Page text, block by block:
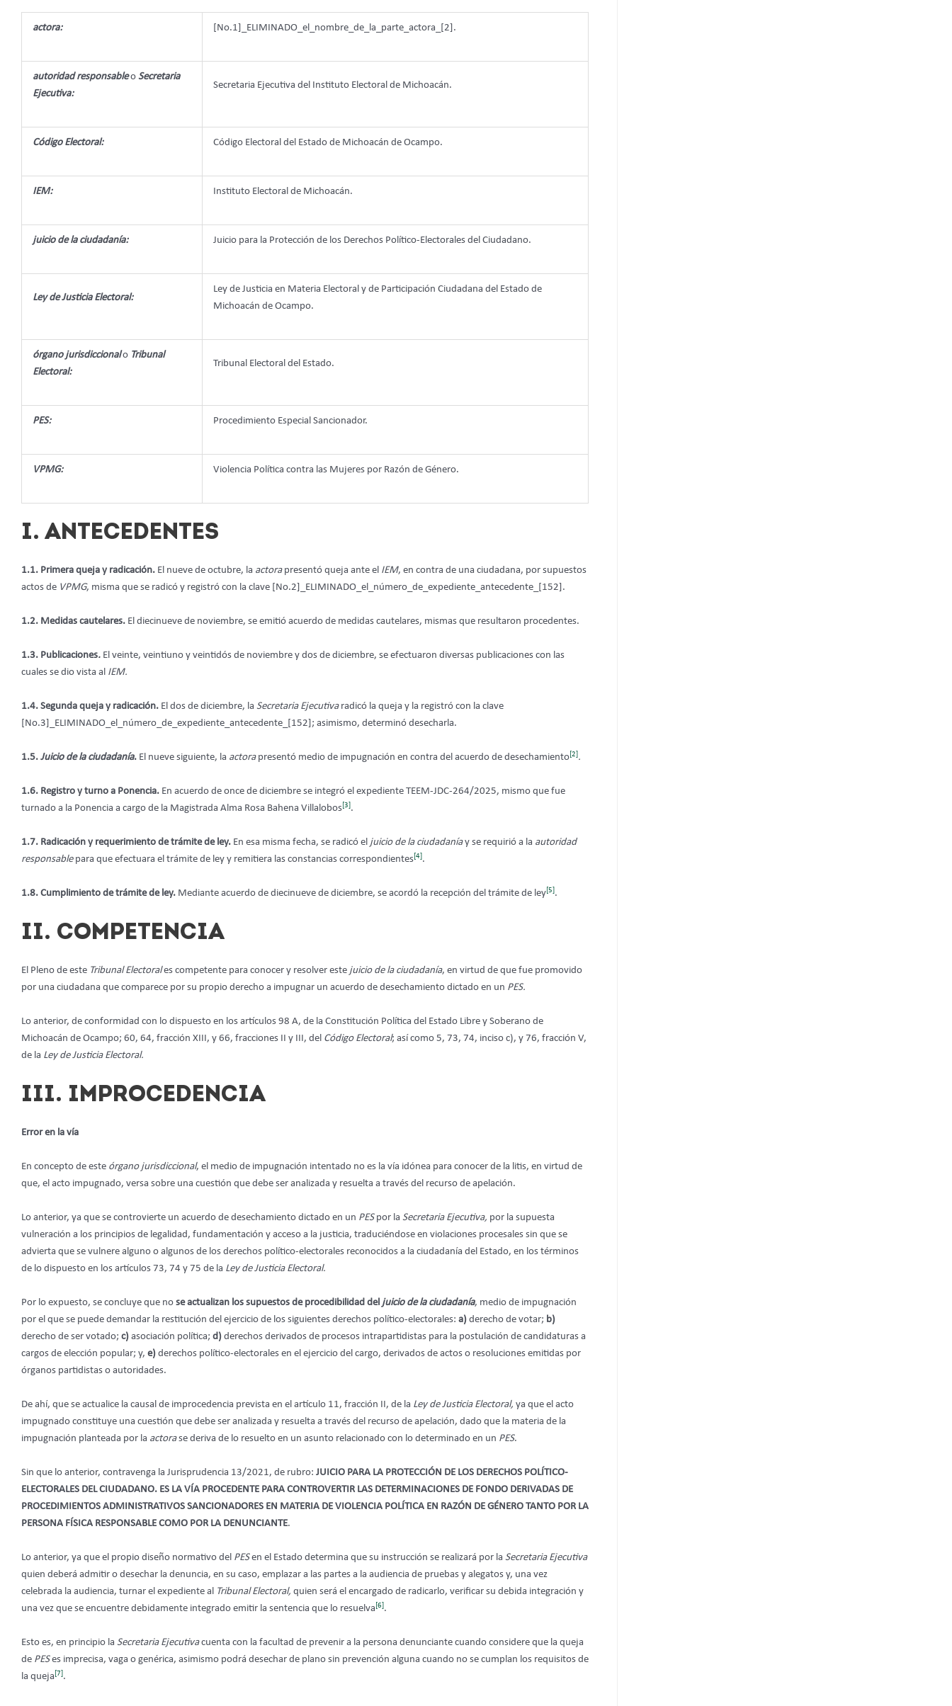
actora: [No.1]_ELIMINADO_el_nombre_de_la_parte_actora_[2].
autoridad responsableo Secretaria
Ejecutiva:
Secretaria Ejecutiva del Instituto Electoral de Michoacán.
Código Electoral: Código Electoral del Estado de Michoacán de Ocampo.
IEM: Instituto Electoral de Michoacán.
juicio de la ciudadanía: Juicio para la Protección de los Derechos Político-Electorales del Ciudadano.
Ley de Justicia Electoral:
Ley de Justicia en Materia Electoral y de Participación Ciudadana del Estado de
Michoacán de Ocampo.
órgano jurisdiccionalo Tribunal
Electoral:
Tribunal Electoral del Estado.
PES: Procedimiento Especial Sancionador.
VPMG: Violencia Política contra las Mujeres por Razón de Género.
I. ANTECEDENTES
1.1. Primera queja y radicación. El nueve de octubre, la actorapresentó queja ante el IEM, en contra de una ciudadana, por supuestos
actos de VPMG, misma que se radicó y registró con la clave [No.2]_ELIMINADO_el_número_de_expediente_antecedente_[152].
1.2. Medidas cautelares. El diecinueve de noviembre, se emitió acuerdo de medidas cautelares, mismas que resultaron procedentes.
1.3. Publicaciones. El veinte, veintiuno y veintidós de noviembre y dos de diciembre, se efectuaron diversas publicaciones con las
cuales se dio vista al IEM.
1.4. Segunda queja y radicación. El dos de diciembre, la Secretaria Ejecutiva radicó la queja y la registró con la clave
[No.3]_ELIMINADO_el_número_de_expediente_antecedente_[152]; asimismo, determinó desecharla.
1.5. Juicio de la ciudadanía. El nueve siguiente, la actora presentó medio de impugnación en contra del acuerdo de desechamiento [2] .
1.6. Registro y turno a Ponencia. En acuerdo de once de diciembre se integró el expediente TEEM-JDC-264/2025, mismo que fue
turnado a la Ponencia a cargo de la Magistrada Alma Rosa Bahena Villalobos [3] .
1.7. Radicación y requerimiento de trámite de ley. En esa misma fecha, se radicó el juicio de la ciudadaníay se requirió a la autoridad
responsablepara que efectuara el trámite de ley y remitiera las constancias correspondientes [4] .
1.8. Cumplimiento de trámite de ley. Mediante acuerdo de diecinueve de diciembre, se acordó la recepción del trámite de ley [5] .
II. COMPETENCIA
El Pleno de este Tribunal Electorales competente para conocer y resolver este juicio de la ciudadanía, en virtud de que fue promovido
por una ciudadana que comparece por su propio derecho a impugnar un acuerdo de desechamiento dictado en un PES.
Lo anterior, de conformidad con lo dispuesto en los artículos 98 A, de la Constitución Política del Estado Libre y Soberano de
Michoacán de Ocampo; 60, 64, fracción XIII, y 66, fracciones II y III, del Código Electoral; así como 5, 73, 74, inciso c), y 76, fracción V,
de la Ley de Justicia Electoral.
III. IMPROCEDENCIA
Error en la vía
En concepto de este órgano jurisdiccional, el medio de impugnación intentado no es la vía idónea para conocer de la litis, en virtud de
que, el acto impugnado, versa sobre una cuestión que debe ser analizada y resuelta a través del recurso de apelación.
Lo anterior, ya que se controvierte un acuerdo de desechamiento dictado en un PESpor la Secretaria Ejecutiva, por la supuesta
vulneración a los principios de legalidad, fundamentación y acceso a la justicia, traduciéndose en violaciones procesales sin que se
advierta que se vulnere alguno o algunos de los derechos político-electorales reconocidos a la ciudadanía del Estado, en los términos
de lo dispuesto en los artículos 73, 74 y 75 de la Ley de Justicia Electoral.
Por lo expuesto, se concluye que no se actualizan los supuestos de procedibilidad del juicio de la ciudadanía, medio de impugnación
por el que se puede demandar la restitución del ejercicio de los siguientes derechos político-electorales: a) derecho de votar; b)
derecho de ser votado; c) asociación política; d) derechos derivados de procesos intrapartidistas para la postulación de candidaturas a
cargos de elección popular; y, e) derechos político-electorales en el ejercicio del cargo, derivados de actos o resoluciones emitidas por
órganos partidistas o autoridades.
De ahí, que se actualice la causal de improcedencia prevista en el artículo 11, fracción II, de la Ley de Justicia Electoral, ya que el acto
impugnado constituye una cuestión que debe ser analizada y resuelta a través del recurso de apelación, dado que la materia de la
impugnación planteada por la actorase deriva de lo resuelto en un asunto relacionado con lo determinado en un PES.
Sin que lo anterior, contravenga la Jurisprudencia 13/2021, de rubro: JUICIO PARA LA PROTECCIÓN DE LOS DERECHOS POLÍTICO-
ELECTORALES DEL CIUDADANO. ES LA VÍA PROCEDENTE PARA CONTROVERTIR LAS DETERMINACIONES DE FONDO DERIVADAS DE
PROCEDIMIENTOS ADMINISTRATIVOS SANCIONADORES EN MATERIA DE VIOLENCIA POLÍTICA EN RAZÓN DE GÉNERO TANTO POR LA
PERSONA FÍSICA RESPONSABLE COMO POR LA DENUNCIANTE.
Lo anterior, ya que el propio diseño normativo del PESen el Estado determina que su instrucción se realizará por la Secretaria Ejecutiva
quien deberá admitir o desechar la denuncia, en su caso, emplazar a las partes a la audiencia de pruebas y alegatos y, una vez
celebrada la audiencia, turnar el expediente al Tribunal Electoral, quien será el encargado de radicarlo, verificar su debida integración y
una vez que se encuentre debidamente integrado emitir la sentencia que lo resuelva [6] .
Esto es, en principio la Secretaria Ejecutivacuenta con la facultad de prevenir a la persona denunciante cuando considere que la queja
de PESes imprecisa, vaga o genérica, asimismo podrá desechar de plano sin prevención alguna cuando no se cumplan los requisitos de
la queja [7] .